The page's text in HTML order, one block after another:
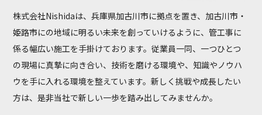
株式会社Nishidaは、兵庫県加古川市に拠点を置き、加古川市・
姫路市にの地域に明るい未来を創っていけるように、管工事に
係る幅広い施工を手掛けております。従業員一同、一つひとつ
の現場に真摯に向き合い、技術を磨ける環境や、知識やノウハ
ウを手に入れる環境を整えています。新しく挑戦や成長したい
方は、是非当社で新しい一歩を踏み出してみませんか。